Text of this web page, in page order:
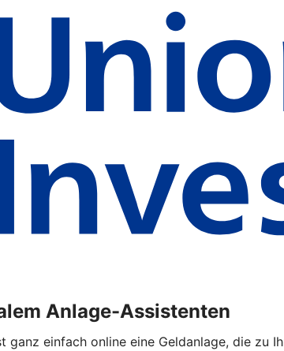
Anlage-Assistenten
einfach online eine Geldanlage, die zu